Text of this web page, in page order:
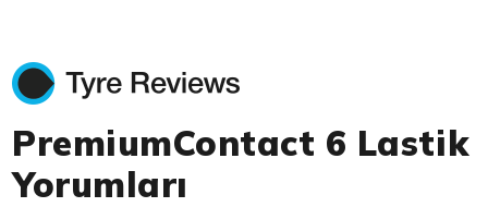
PremiumContact 6 Lastik
Yorumları